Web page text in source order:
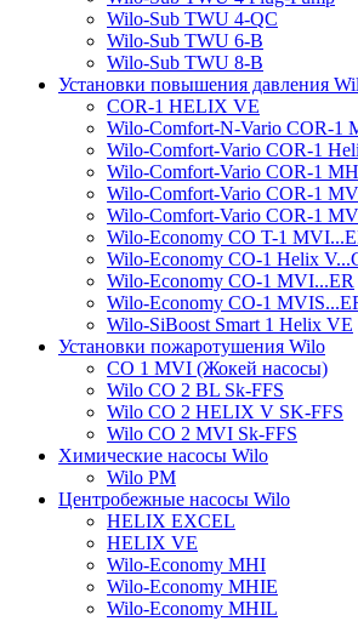
Wilo-Sub TWU 4-QC
Wilo-Sub TWU 6-B
Wilo-Sub TWU 8-B
Установки повышения давления
COR-1 HELIX VE
Wilo-Comfort-N-Vario COR-1
Wilo-Comfort-Vario COR-1
Wilo-Comfort-Vario COR-1
Wilo-Comfort-Vario COR-1
Wilo-Comfort-Vario COR-1
Wilo-Economy CO T-1
Wilo-Economy CO-1 Helix
Wilo-Economy CO-1 MVI...ER
Wilo-Economy CO-1
Wilo-SiBoost Smart 1 Helix VE
Установки пожаротушения Wilo
CO 1 MVI (Жокей насосы)
Wilo CO 2 BL Sk-FFS
Wilo CO 2 HELIX V SK-FFS
Wilo CO 2 MVI Sk-FFS
Химические насосы Wilo
Wilo PM
Центробежные насосы Wilo
HELIX EXCEL
HELIX VE
Wilo-Economy MHI
Wilo-Economy MHIE
Wilo-Economy MHIL